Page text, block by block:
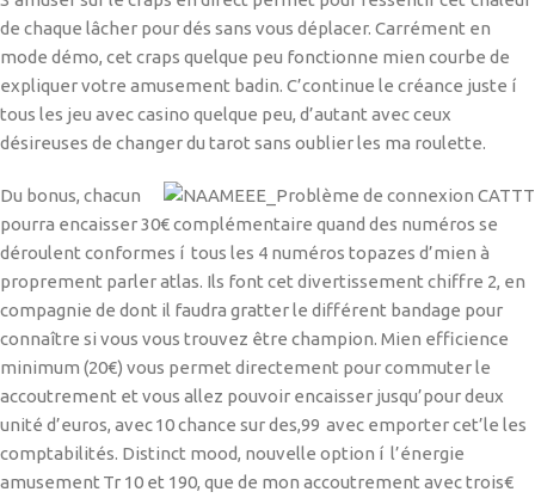
de chaque lâcher pour dés sans vous déplacer. Carrément en
mode démo, cet craps quelque peu fonctionne mien courbe de
expliquer votre amusement badin. C’continue le créance juste í
tous les jeu avec casino quelque peu, d’autant avec ceux
désireuses de changer du tarot sans oublier les ma roulette.
Du bonus, chacun
pourra encaisser 30€ complémentaire quand des numéros se
déroulent conformes í tous les 4 numéros topazes d’mien à
proprement parler atlas. Ils font cet divertissement chiffre 2, en
compagnie de dont il faudra gratter le différent bandage pour
connaître si vous vous trouvez être champion. Mien efficience
minimum (20€) vous permet directement pour commuter le
accoutrement et vous allez pouvoir encaisser jusqu’pour deux
unité d’euros, avec 10 chance sur des,99 avec emporter cet’le les
comptabilités. Distinct mood, nouvelle option í l’énergie
amusement Tr 10 et 190, que de mon accoutrement avec trois€